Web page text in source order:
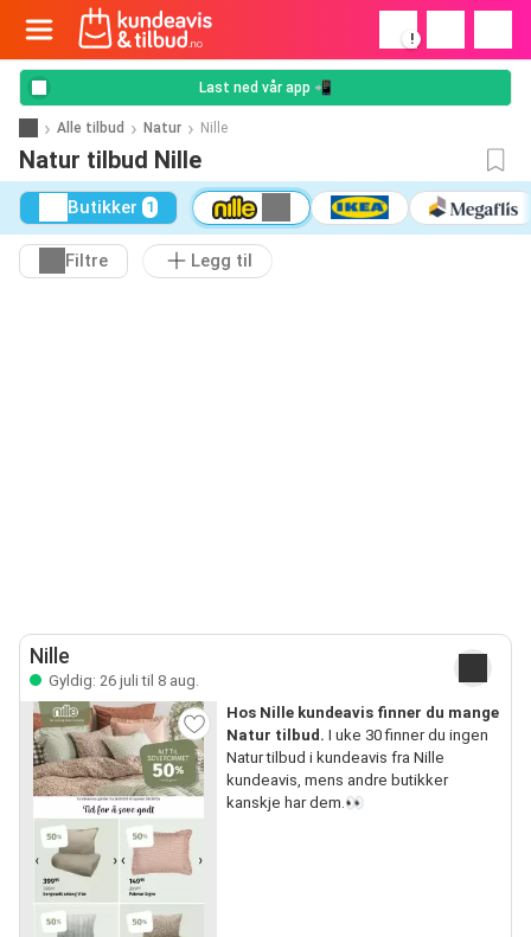
!
Last ned vår app 📲
Alle tilbud Natur Nille
Natur tilbud Nille
Butikker 1
Filtre Legg til
Nille
Gyldig: 26 juli til 8 aug.
Hos Nille kundeavis finner du mange
Natur tilbud. I uke 30 finner du ingen
Natur tilbud i kundeavis fra Nille
kundeavis, mens andre butikker
kanskje har dem.👀